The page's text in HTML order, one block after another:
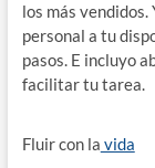
los más
personal a tu
pasos. E incluyo
facilitar tu tarea.
Fluir con la vida